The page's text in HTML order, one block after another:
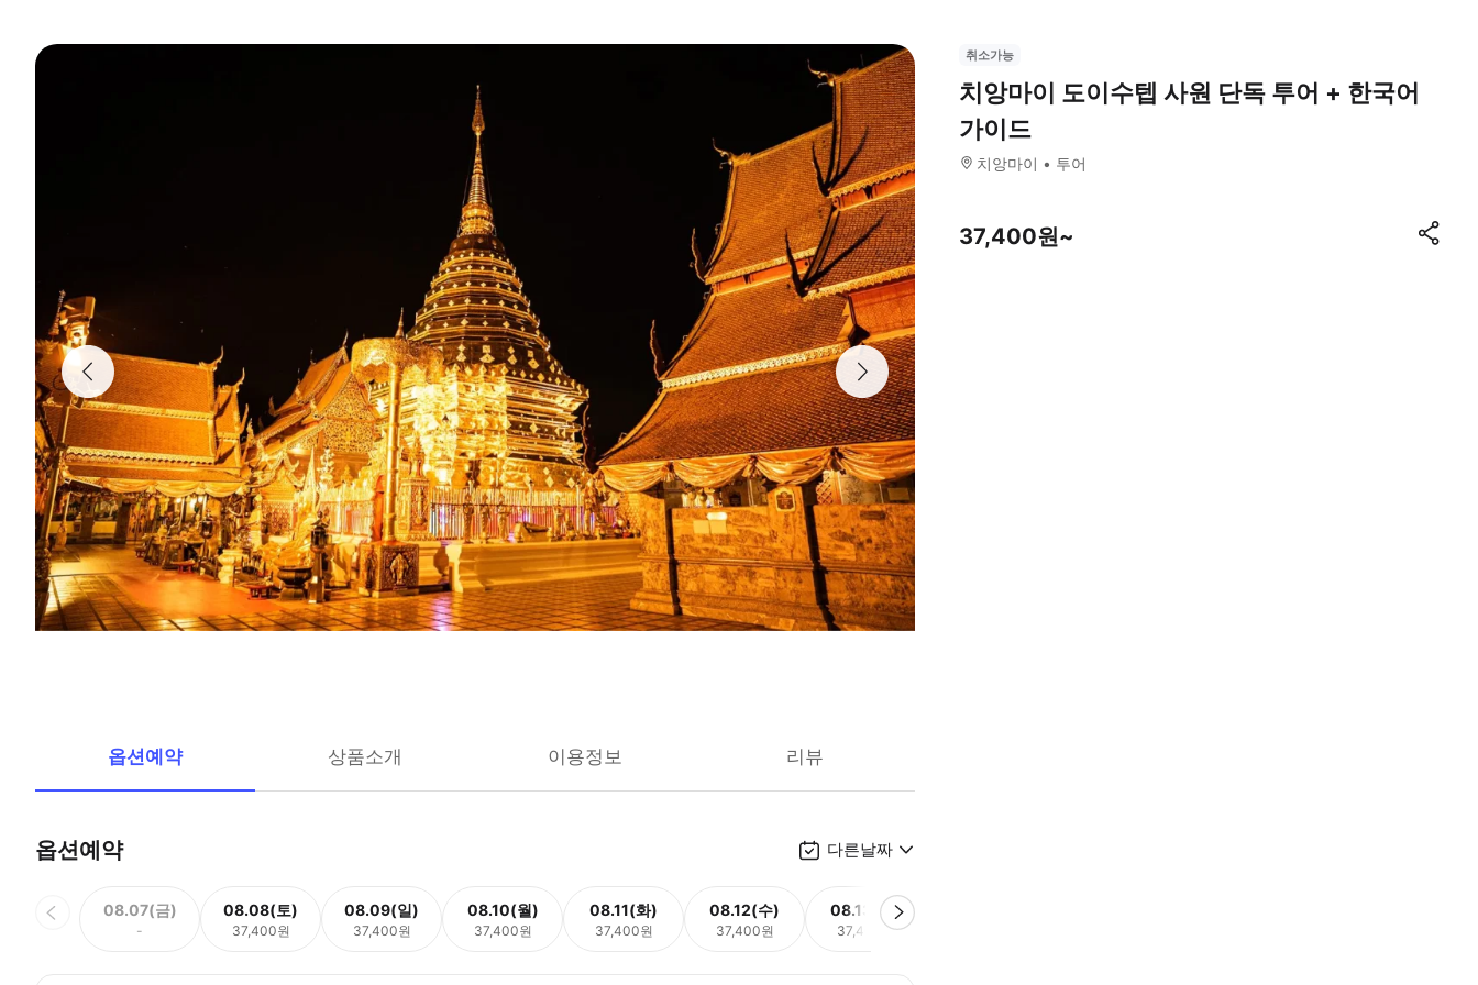
옵션예약 상품소개 이용정보 리뷰
옵션예약 다른날짜
08.07(금)
-
08.08(토)
37,400원
08.09(일)
37,400원
08.10(월)
37,400원
08.11(화)
37,400원
08.12(수)
37,400원
08.13(목)
37,400원
취소가능
치앙마이 도이수텝 사원 단독 투어 + 한국어
가이드
치앙마이 투어
37,400원~